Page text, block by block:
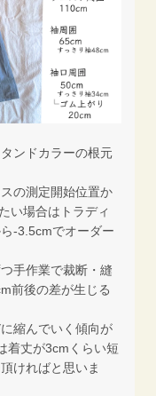
ンドカラーの根元
の測定開始位置か
い場合はトラディ
-3.5cmでオーダー
手作業で裁断・縫
前後の差が生じる
縮んでいく傾向が
着丈が3cmくらい短
ければと思いま